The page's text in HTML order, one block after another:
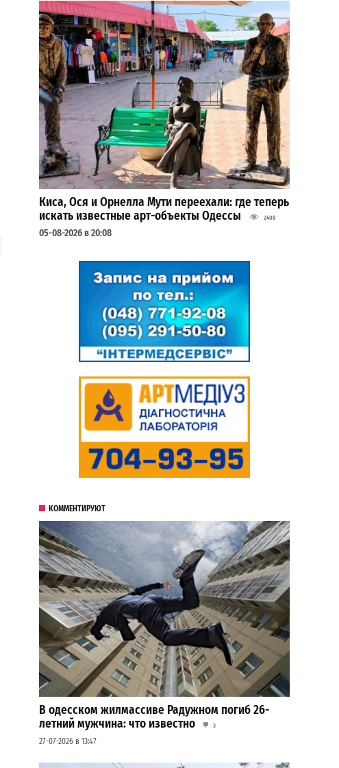
Киса, Ося и Орнелла Мути переехали: где теперь
искать известные арт-объекты Одессы
2408
05-08-2026 в 20:08
КОММЕНТИРУЮТ
В одесском жилмассиве Радужном погиб 26-
летний мужчина: что известно
3
27-07-2026 в 13:47